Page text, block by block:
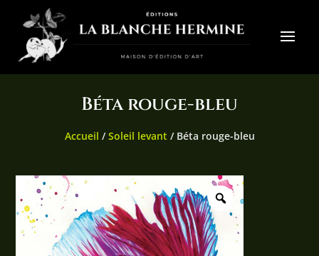
Béta rouge-bleu
Accueil /Soleil levant / Béta rouge-bleu